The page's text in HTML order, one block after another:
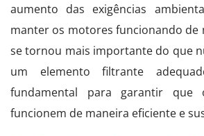
aumento das exigências
manter os motores funcionando de
se tornou mais importante do que
um elemento filtrante
fundamental para garantir que
funcionem de maneira eficiente e